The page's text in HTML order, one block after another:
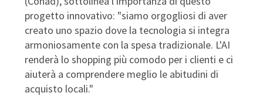
progetto innovativo: "siamo orgogliosi di aver
creato uno spazio dove la tecnologia si integra
armoniosamente con la spesa tradizionale. L'AI
renderà lo shopping più comodo per i clienti e ci
aiuterà a comprendere meglio le abitudini di
acquisto locali."